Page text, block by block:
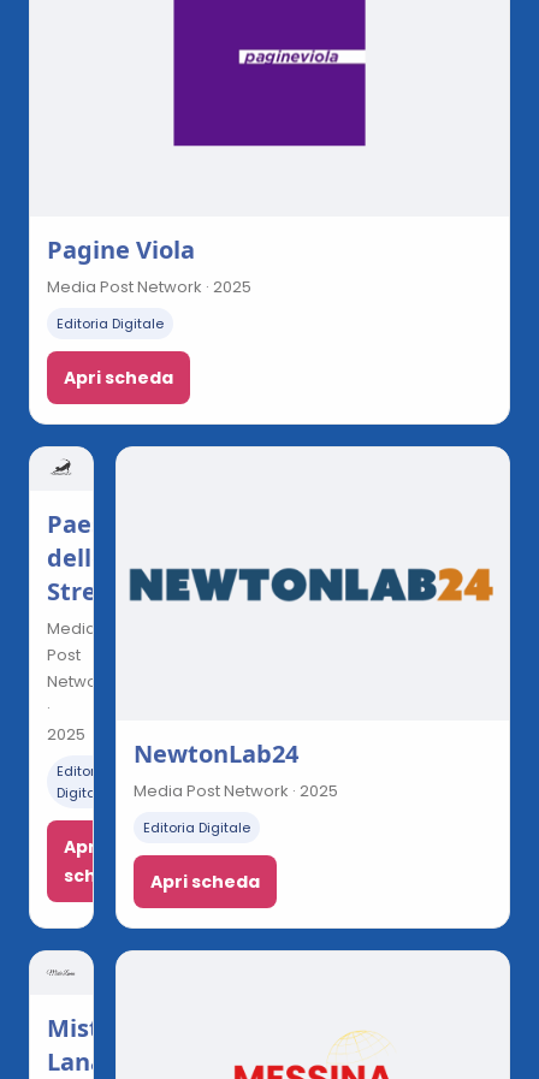
Pagine Viola
Media Post Network · 2025
Editoria Digitale
Apri scheda
Paese
delle
Streghe
Media
Post
Network
·
2025
Editoria
Digitale
Apri
scheda
NewtonLab24
Media Post Network · 2025
Editoria Digitale
Apri scheda
Misto
Lana